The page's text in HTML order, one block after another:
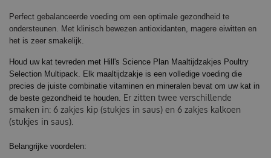
Perfect gebalanceerde voeding om een optimale gezondheid te
ondersteunen. Met klinisch bewezen antioxidanten, magere eiwitten en
het is zeer smakelijk.
Houd uw kat tevreden met Hill's Science Plan Maaltijdzakjes Poultry
Selection Multipack. Elk maaltijdzakje is een volledige voeding die
precies de juiste combinatie vitaminen en mineralen bevat om uw kat in
de beste gezondheid te houden. Er zitten twee verschillende
smaken in: 6 zakjes kip (stukjes in saus) en 6 zakjes kalkoen
(stukjes in saus).
Belangrijke voordelen: